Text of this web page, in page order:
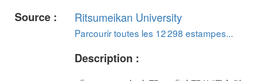
Source :
Ritsumeikan University
Parcourir toutes les 12 298 estampes...
Description :